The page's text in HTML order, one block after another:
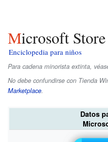
Microsoft
Enciclopedia para niños
Para cadena minorista extinta,
No debe confundirse con Tienda
Marketplace.
Datos